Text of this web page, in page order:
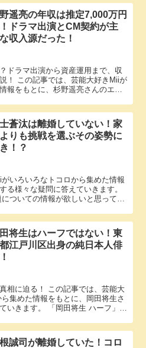
遥亮の年収は推定7,000万円
ドラマ出演とCM契約が主
収入源だった！
ドラマ出演から資産運用まで、収
！ この記事では、芸能大好きMiiが
報をもとに、杉野遥亮さんのエピ
蒼汰は離婚していない！家
りも挑戦を選ぶその姿勢に
！？
いろいろなトコロから集めた情報
る様々な疑問に答えていきます。
ついての情報が欲しいと思ってい
将生はハーフではない！東
江戸川区出身の純日本人俳
相に迫る！ この記事では、芸能大
集めた情報をもとに、岡田将生さ
いきます。 「岡田将生 ハーフ」と
誠司が離婚していた！コロ